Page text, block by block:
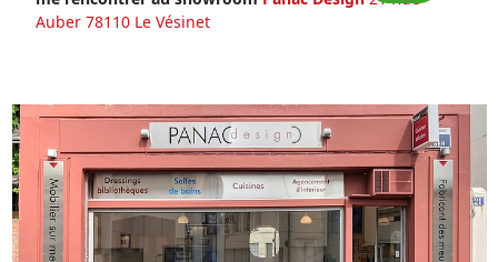
Auber 78110 Le Vésinet